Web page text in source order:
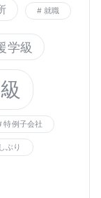
就職
学級
特例子会社
ぶり